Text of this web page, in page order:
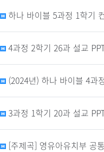
하나 바이블 5과정 1학기
4과정 2학기 26과 설교
(2024년) 하나 바이블 4과
3과정 1학기 20과 설교
[주제곡] 영유아유치부 공